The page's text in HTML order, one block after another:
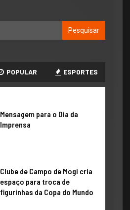
POPULAR ESPORTES
​Mensagem para o Dia da
Imprensa
Clube de Campo de Mogi cria
espaço para troca de
figurinhas da Copa do Mundo